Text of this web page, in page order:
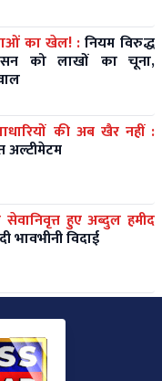
का खेल! :नियम विरुद्ध
को लाखों का चूना,
की अब खैर नहीं :
अल्टीमेटम
हुए अब्दुल हमीद
भावभीनी विदाई